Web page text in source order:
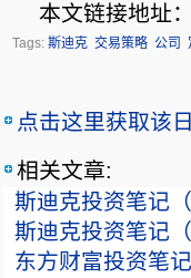
本文链接地址
Tags: 斯迪克 交易策略 公司
点击这里获取该
相关文章:
斯迪克投资笔记
斯迪克投资笔记
东方财富投资笔